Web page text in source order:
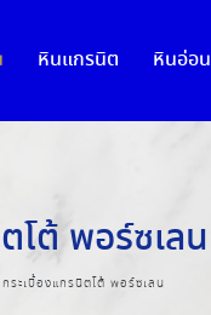
หินแกรนิต หินอ่อน
โต้ พอร์ซเลน
กระเบื้องแกรนิตโต้ พอร์ซเลน